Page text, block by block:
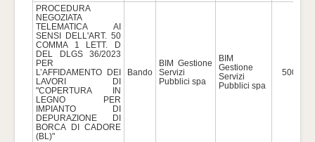
PROCEDURA
NEGOZIATA
TELEMATICA AI
SENSI DELL'ART. 50
COMMA 1 LETT. D
DEL DLGS 36/2023
PER
L’AFFIDAMENTO DEI
LAVORI DI
"COPERTURA IN
LEGNO PER
IMPIANTO DI
DEPURAZIONE DI
BORCA DI CADORE
(BL)"
Bando
BIM Gestione
Servizi
Pubblici spa
BIM
Gestione
Servizi
Pubblici spa